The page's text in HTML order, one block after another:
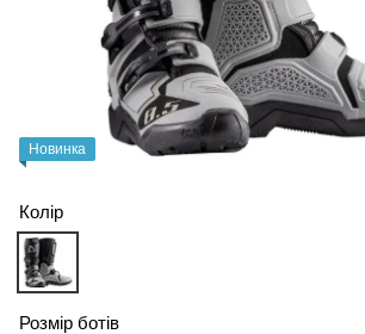
Новинка
Колір
Розмір ботів